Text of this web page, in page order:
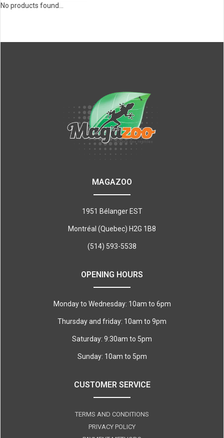
No products found...
MAGAZOO
1951 Bélanger EST
Montréal (Quebec) H2G 1B8
(514) 593-5538
OPENING HOURS
Monday to Wednesday: 10am to 6pm
Thursday and friday: 10am to 9pm
Saturday: 9:30am to 5pm
Sunday: 10am to 5pm
CUSTOMER SERVICE
TERMS AND CONDITIONS
PRIVACY POLICY